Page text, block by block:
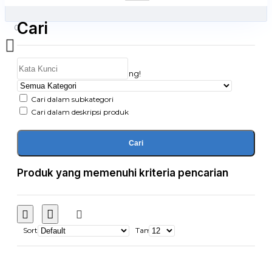
0
Daftar belanja Anda kosong!
Cari
Cari dalam subkategori
Cari dalam deskripsi produk
Cari
Produk yang memenuhi kriteria pencarian
Sort Tampilkan: